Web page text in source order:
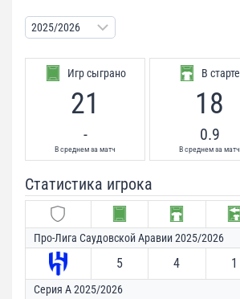
Игр сыграно
21
-
В среднем за матч
В старте
18
0.9
В среднем за матч
Статистика игрока
Про-Лига Саудовской Аравии 2025/2026
5 4 1
Серия А 2025/2026